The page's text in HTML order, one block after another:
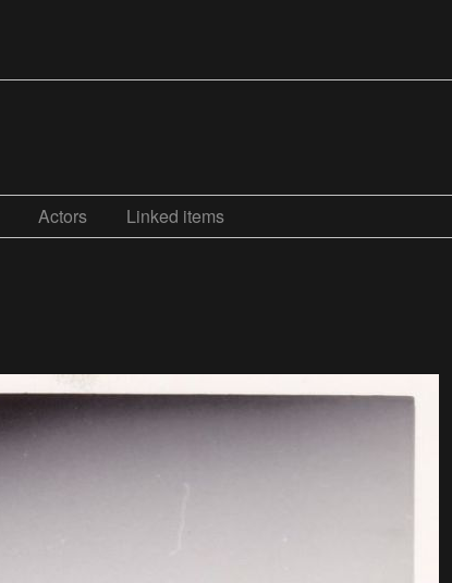
Actors Linked items